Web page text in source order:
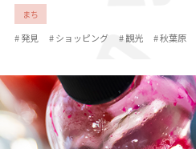
まち
# 発見 # ショッピング # 観光 # 秋葉原